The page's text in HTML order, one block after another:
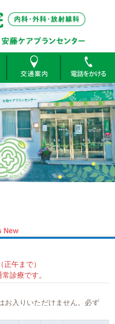
午まで）
診療です。
お入りいただけません。必ず